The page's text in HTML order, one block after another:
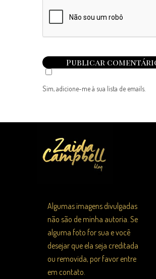
Sim, adicione-me à sua lista de emails.
Algumas imagens divulgadas
não são de minha autoria. Se
alguma foto for sua e você
desejar que ela seja creditada
ou removida, por favor entre
em contato.